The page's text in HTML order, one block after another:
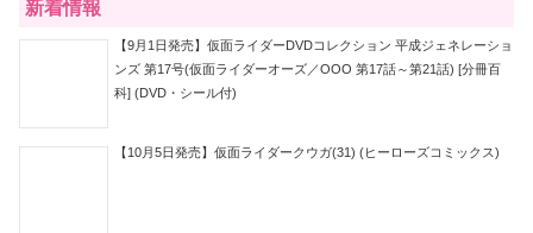
新着情報
【9月1日発売】仮面ライダーDVDコレクション 平成ジェネレーショ
ンズ 第17号(仮面ライダーオーズ／OOO 第17話～第21話) [分冊百
科] (DVD・シール付)
【10月5日発売】仮面ライダークウガ(31) (ヒーローズコミックス)